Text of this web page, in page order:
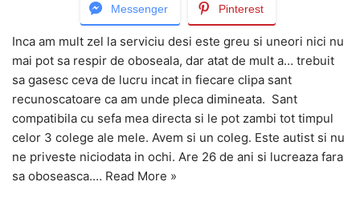
Messenger Pinterest
Inca am mult zel la serviciu desi este greu si uneori nici nu
mai pot sa respir de oboseala, dar atat de mult a… trebuit
sa gasesc ceva de lucru incat in fiecare clipa sant
recunoscatoare ca am unde pleca dimineata. Sant
compatibila cu sefa mea directa si le pot zambi tot timpul
celor 3 colege ale mele. Avem si un coleg. Este autist si nu
ne priveste niciodata in ochi. Are 26 de ani si lucreaza fara
sa oboseasca.… Read More »